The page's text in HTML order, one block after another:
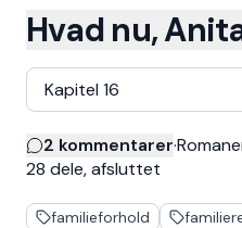
Hvad nu,
Del af fortsat tekst – vælg
2 kommentarer·
28 dele,afsluttet
familieforhold